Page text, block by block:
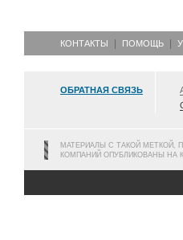
КОНТАКТЫ ПОМОЩЬ
ОБРАТНАЯ СВЯЗЬ
МАТЕРИАЛЫ С ТАКОЙ МЕТКОЙ,
КОМПАНИЙ ОПУБЛИКОВАНЫ НА